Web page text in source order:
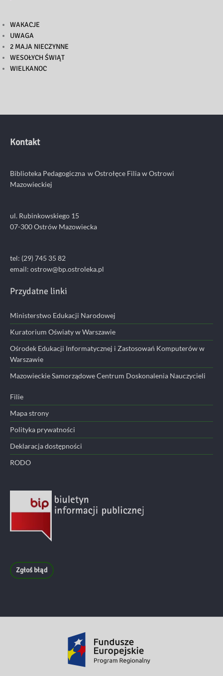
WAKACJE
UWAGA
2 MAJA NIECZYNNE
WESOŁYCH ŚWIĄT
WIELKANOC
Kontakt
Biblioteka Pedagogiczna w Ostrołęce Filia w Ostrowi
Mazowieckiej
ul. Rubinkowskiego 15
07-300 Ostrów Mazowiecka
tel: (29) 745 35 82
email: ostrow@bp.ostroleka.pl
Przydatne linki
Ministerstwo Edukacji Narodowej
Kuratorium Oświaty w Warszawie
Ośrodek Edukacji Informatycznej i Zastosowań Komputerów w
Warszawie
Mazowieckie Samorządowe Centrum Doskonalenia Nauczycieli
Filie
Mapa strony
Polityka prywatności
Deklaracja dostępności
RODO
Zgłoś błąd